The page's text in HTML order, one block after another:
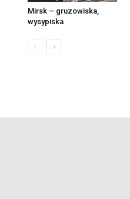
Mirsk – gruzowiska,
wysypiska